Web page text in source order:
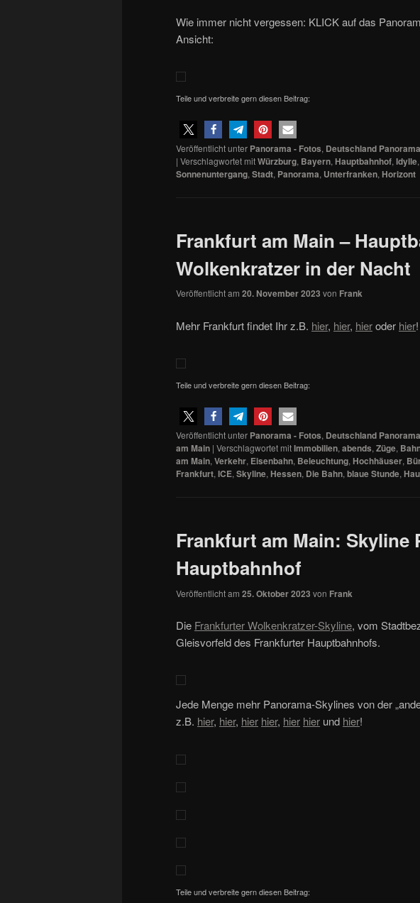
Wie immer nicht vergessen: KLICK auf das
Ansicht:
Teile und verbreite gern diesen Beitrag:
Veröffentlicht unter Panorama - Fotos, Deutschland Panorama
| Verschlagwortet mitWürzburg, Bayern, Hauptbahnhof, Idylle,
Sonnenuntergang, Stadt, Panorama, Unterfranken, Horizont
Frankfurt am Main –
Wolkenkratzer in der Nacht
Veröffentlicht am 20. November 2023 von Frank
Mehr Frankfurt findet Ihr z.B. hier, hier, hieroder hier!
Teile und verbreite gern diesen Beitrag:
Veröffentlicht unter Panorama - Fotos, Deutschland Panorama
am Main | Verschlagwortet mitImmobilien, abends, Züge,
am Main, Verkehr, Eisenbahn, Beleuchtung, Hochhäuser,
Frankfurt, ICE, Skyline, Hessen, Die Bahn, blaue Stunde,
Frankfurt am Main: Skyline
Hauptbahnhof
Veröffentlicht am 25. Oktober 2023 von Frank
Die Frankfurter Wolkenkratzer-Skyline, vom
Gleisvorfeld des Frankfurter Hauptbahnhofs.
Jede Menge mehr Panorama-Skylines von der
z.B. hier, hier, hier hier, hier hier und hier!
Teile und verbreite gern diesen Beitrag: